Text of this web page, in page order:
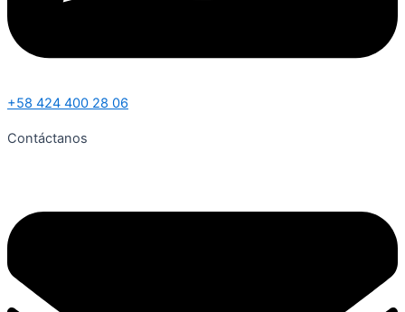
+58 424 400 28 06
Contáctanos